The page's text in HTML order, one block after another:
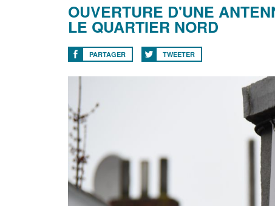
OUVERTURE D'UNE
LE QUARTIER NORD
PARTAGER TWEETER